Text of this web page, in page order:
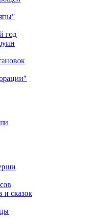
год
и сказок